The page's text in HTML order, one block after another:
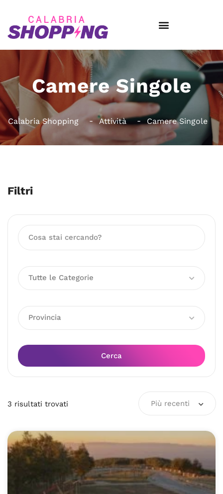
Camere Singole
Calabria Shopping Attività Camere Singole
Filtri
Tutte le Categorie
Provincia
Cerca
3 risultati trovati Più recenti